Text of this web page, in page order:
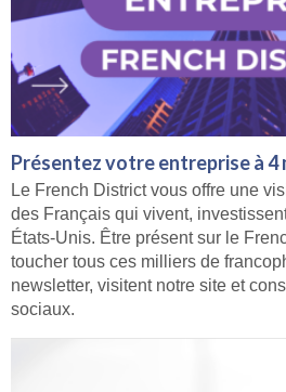
Présentez votre entreprise à 4
Le French District vous offre une
des Français qui vivent,
États-Unis. Être présent sur le
toucher tous ces milliers de
newsletter, visitent notre site et
sociaux.